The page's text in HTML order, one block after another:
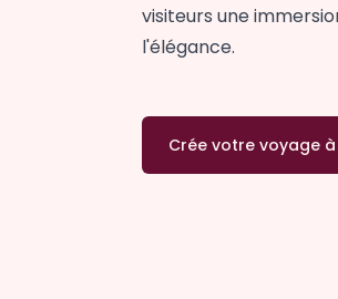
visiteurs une
l'élégance.
Crée votre voyage